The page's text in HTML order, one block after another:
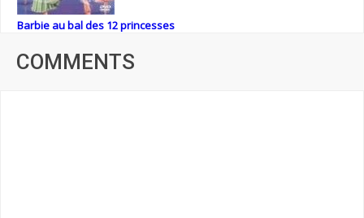
Barbie au bal des 12 princesses
COMMENTS